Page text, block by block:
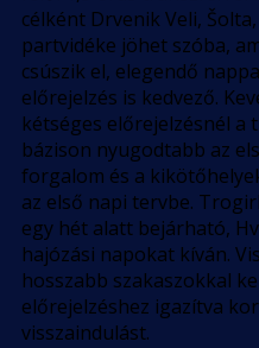
célként Drvenik Veli,
partvidéke jöhet szóba,
csúszik el, elegendő
előrejelzés is kedvező.
kétséges előrejelzésnél
bázison nyugodtabb az
forgalom és a
az első napi tervbe.
egy hét alatt bejárható,
hajózási napokat kíván.
hosszabb szakaszokkal
előrejelzéshez igazítva
visszaindulást.